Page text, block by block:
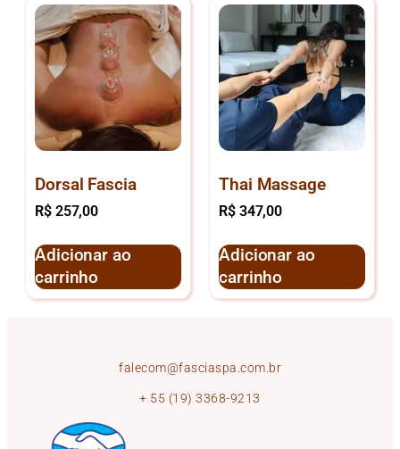
Dorsal Fascia
R$257,00
Adicionar ao
carrinho
Thai Massage
R$347,00
Adicionar ao
carrinho
falecom@fasciaspa.com.br
+ 55 (19) 3368-9213